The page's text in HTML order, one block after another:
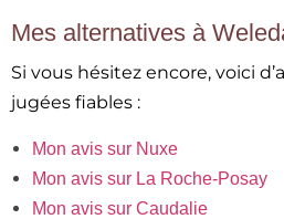
Mes alternatives à
Si vous hésitez encore, voici
jugées fiables :
Mon avis sur Nuxe
Mon avis sur La Roche-Posay
Mon avis sur Caudalie